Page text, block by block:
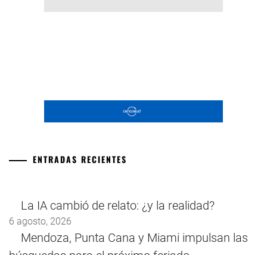
ENTRADAS RECIENTES
La IA cambió de relato: ¿y la realidad?
6 agosto, 2026
Mendoza, Punta Cana y Miami impulsan las